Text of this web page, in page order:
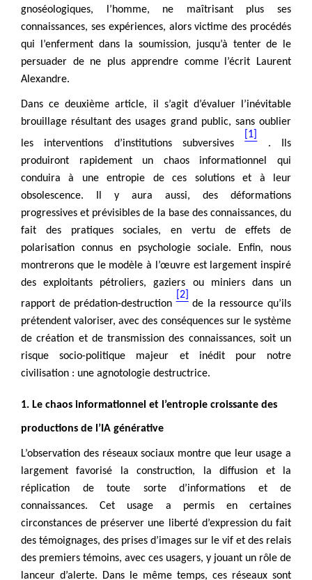
gnoséologiques, l’homme, ne maîtrisant plus ses
connaissances, ses expériences, alors victime des procédés
qui l’enferment dans la soumission, jusqu’à tenter de le
persuader de ne plus apprendre comme l’écrit Laurent
Alexandre.
Dans ce deuxième article, il s’agit d’évaluer l’inévitable
brouillage résultant des usages grand public, sans oublier
les interventions d’institutions subversives
[1]
. Ils
produiront rapidement un chaos informationnel qui
conduira à une entropie de ces solutions et à leur
obsolescence. Il y aura aussi, des déformations
progressives et prévisibles de la base des connaissances, du
fait des pratiques sociales, en vertu de effets de
polarisation connus en psychologie sociale. Enfin, nous
montrerons que le modèle à l’œuvre est largement inspiré
des exploitants pétroliers, gaziers ou miniers dans un
rapport de prédation-destruction
[2]
de la ressource qu’ils
prétendent valoriser, avec des conséquences sur le système
de création et de transmission des connaissances, soit un
risque socio-politique majeur et inédit pour notre
civilisation : une agnotologie destructrice.
1. Le chaos informationnel et l’entropie croissante des
productions de l’IA générative
L’observation des réseaux sociaux montre que leur usage a
largement favorisé la construction, la diffusion et la
réplication de toute sorte d’informations et de
connaissances. Cet usage a permis en certaines
circonstances de préserver une liberté d’expression du fait
des témoignages, des prises d’images sur le vif et des relais
des premiers témoins, avec ces usagers, y jouant un rôle de
lanceur d’alerte. Dans le même temps, ces réseaux sont